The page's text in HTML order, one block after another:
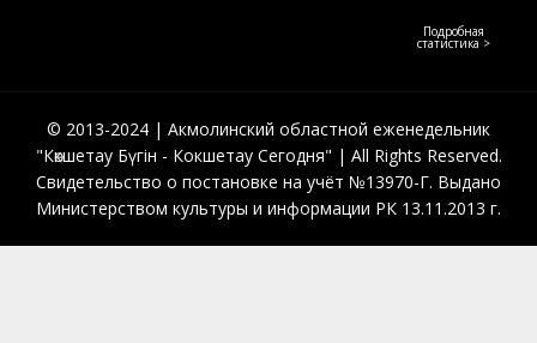
Подробная
статистика >
© 2013-2024 | Акмолинский областной еженедельник
"Көкшетау Бүгін - Кокшетау Сегодня" | All Rights Reserved.
Свидетельство о постановке на учёт №13970-Г. Выдано
Министерством культуры и информации РК 13.11.2013 г.